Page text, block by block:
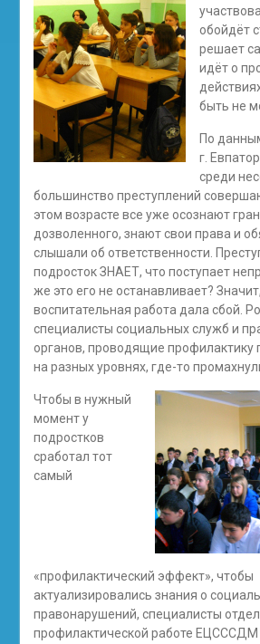
обойдёт
решает
идёт о
быть не
По
г.
среди
большинство преступлений
этом возрасте все уже осознают
дозволенного, знают свои права и
слышали об ответственности.
подросток ЗНАЕТ, что поступает
же это его не останавливает?
воспитательная работа дала сбой.
специалисты социальных служб и
органов, проводящие профилактику
на разных уровнях, где-то
Чтобы в нужный
момент у
подростков
сработал тот
самый
«профилактический эффект», чтобы
актуализировались знания о
правонарушений, специалисты
профилактической работе ЕЦСССДМ